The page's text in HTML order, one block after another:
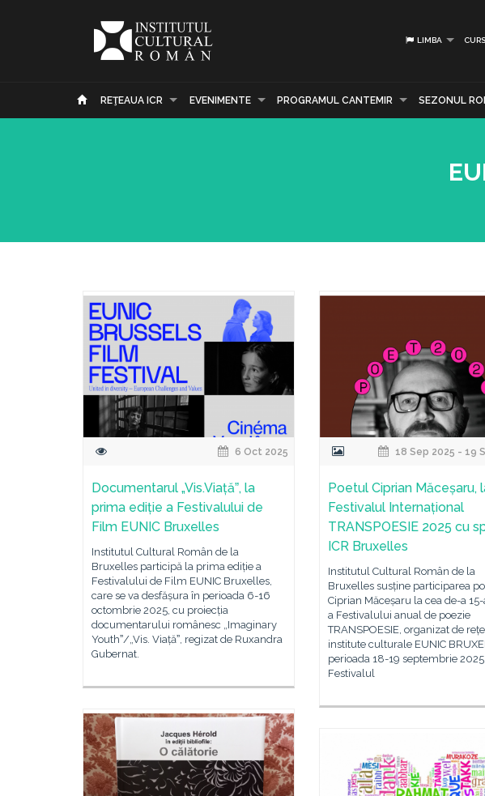
LIMBA
REŢEAUA ICR EVENIMENTE PROGRAMUL CANTEMIR SEZONUL
6 Oct 2025
Documentarul „Vis.Viațăˮ, la
prima ediție a Festivalului de
Film EUNIC Bruxelles
Institutul Cultural Român de la
Bruxelles participă la prima ediție a
Festivalului de Film EUNIC Bruxelles,
care se va desfășura în perioada 6-16
octombrie 2025, cu proiecția
documentarului românesc „Imaginary
Youthˮ/„Vis. Viațăˮ, regizat de Ruxandra
Gubernat.
18 Sep 2025 - 19
Poetul Ciprian Măceșaru,
Festivalul Internațional
TRANSPOESIE 2025 cu
ICR Bruxelles
Institutul Cultural Român de la
Bruxelles susține participarea
Ciprian Măceșaru la cea de-a
a Festivalului anual de poezie
TRANSPOESIE, organizat de
institute culturale EUNIC
perioada 18-19 septembrie 2025.
Festivalul